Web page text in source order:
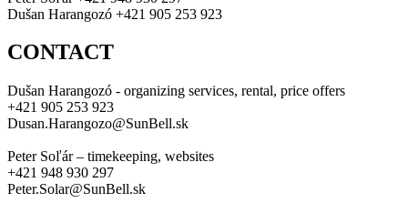
Dušan Harangozó +421 905 253 923
CONTACT
Dušan Harangozó - organizing services, rental, price offers
+421 905 253 923
Dusan.Harangozo@SunBell.sk
Peter Soľár – timekeeping, websites
+421 948 930 297
Peter.Solar@SunBell.sk